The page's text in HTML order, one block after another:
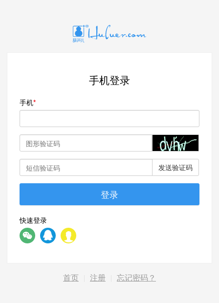
手机登录
手机
发送验证码
登录
快速登录
首页 注册 忘记密码？